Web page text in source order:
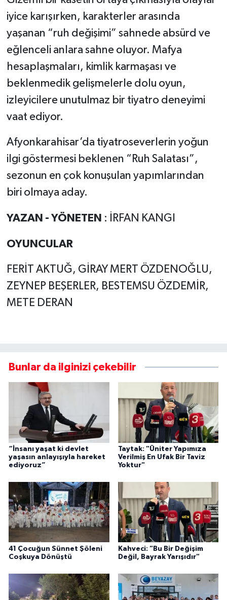
iyice karışırken, karakterler arasında
yaşanan “ruh değişimi” sahnede absürd ve
eğlenceli anlara sahne oluyor. Mafya
hesaplaşmaları, kimlik karmaşası ve
beklenmedik gelişmelerle dolu oyun,
izleyicilere unutulmaz bir tiyatro deneyimi
vaat ediyor.
Afyonkarahisar’da tiyatroseverlerin yoğun
ilgi göstermesi beklenen “Ruh Salatası”,
sezonun en çok konuşulan yapımlarından
biri olmaya aday.
YAZAN - YÖNETEN : İRFAN KANGI
OYUNCULAR
FERİT AKTUĞ, GİRAY MERT ÖZDENOĞLU,
ZEYNEP BEŞERLER, BESTEMSU ÖZDEMİR,
METE DERAN
Bunlar da ilginizi çekebilir
“İnsanı yaşat ki devlet
yaşasın anlayışıyla hareket
ediyoruz”
Taytak: "Üniter Yapımıza
Verilmiş En Ufak Bir Taviz
Yoktur"
41 Çocuğun Sünnet Şöleni
Coşkuya Dönüştü
Kahveci: "Bu Bir Değişim
Değil, Bayrak Yarışıdır"